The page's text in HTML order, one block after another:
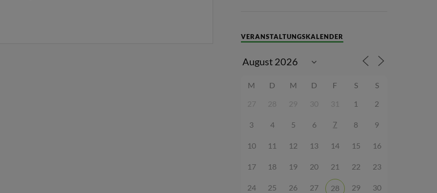
VERANSTALTUNGSKALENDER
M D M D F S S
27 28 29 30 31 1 2
3 4 5 6 7 8 9
10 11 12 13 14 15 16
17 18 19 20 21 22 23
24 25 26 27 28 29 30